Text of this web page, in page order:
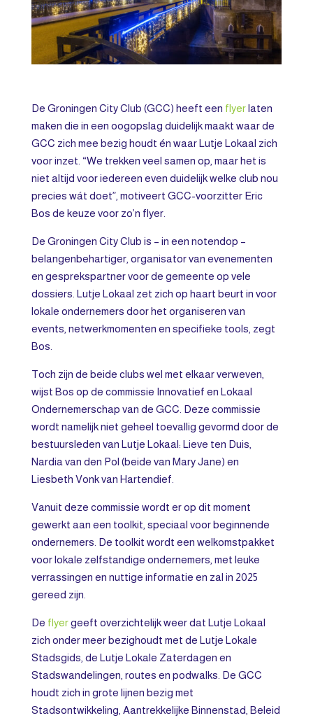
De Groningen City Club (GCC) heeft een flyerlaten
maken die in een oogopslag duidelijk maakt waar de
GCC zich mee bezig houdt én waar Lutje Lokaal zich
voor inzet. “We trekken veel samen op, maar het is
niet altijd voor iedereen even duidelijk welke club nou
precies wát doet”, motiveert GCC-voorzitter Eric
Bos de keuze voor zo’n flyer.
De Groningen City Club is – in een notendop –
belangenbehartiger, organisator van evenementen
en gesprekspartner voor de gemeente op vele
dossiers. Lutje Lokaal zet zich op haart beurt in voor
lokale ondernemers door het organiseren van
events, netwerkmomenten en specifieke tools, zegt
Bos.
Toch zijn de beide clubs wel met elkaar verweven,
wijst Bos op de commissie Innovatief en Lokaal
Ondernemerschap van de GCC. Deze commissie
wordt namelijk niet geheel toevallig gevormd door de
bestuursleden van Lutje Lokaal: Lieve ten Duis,
Nardia van den Pol (beide van Mary Jane) en
Liesbeth Vonk van Hartendief.
Vanuit deze commissie wordt er op dit moment
gewerkt aan een toolkit, speciaal voor beginnende
ondernemers. De toolkit wordt een welkomstpakket
voor lokale zelfstandige ondernemers, met leuke
verrassingen en nuttige informatie en zal in 2025
gereed zijn.
De flyergeeft overzichtelijk weer dat Lutje Lokaal
zich onder meer bezighoudt met de Lutje Lokale
Stadsgids, de Lutje Lokale Zaterdagen en
Stadswandelingen, routes en podwalks. De GCC
houdt zich in grote lijnen bezig met
Stadsontwikkeling, Aantrekkelijke Binnenstad, Beleid